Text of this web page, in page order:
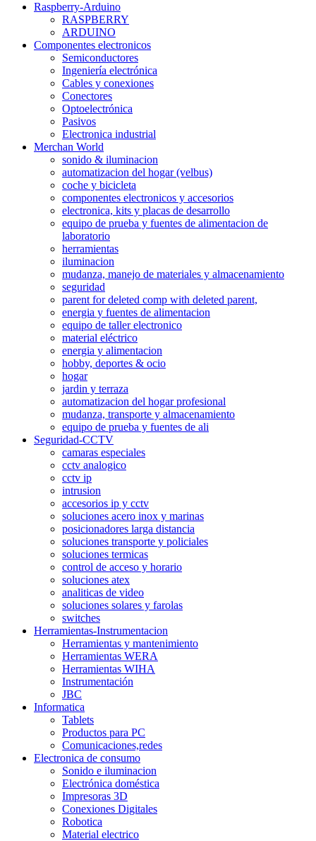
Raspberry-Arduino
RASPBERRY
ARDUINO
Componentes electronicos
Semiconductores
Ingeniería electrónica
Cables y conexiones
Conectores
Optoelectrónica
Pasivos
Electronica industrial
Merchan World
sonido & iluminacion
automatizacion del hogar (velbus)
coche y bicicleta
componentes electronicos y accesorios
electronica, kits y placas de desarrollo
equipo de prueba y fuentes de alimentacion de
laboratorio
herramientas
iluminacion
mudanza, manejo de materiales y almacenamiento
seguridad
parent for deleted comp with deleted parent,
energia y fuentes de alimentacion
equipo de taller electronico
material eléctrico
energia y alimentacion
hobby, deportes & ocio
hogar
jardin y terraza
automatizacion del hogar profesional
mudanza, transporte y almacenamiento
equipo de prueba y fuentes de ali
Seguridad-CCTV
camaras especiales
cctv analogico
cctv ip
intrusion
accesorios ip y cctv
soluciones acero inox y marinas
posicionadores larga distancia
soluciones transporte y policiales
soluciones termicas
control de acceso y horario
soluciones atex
analiticas de video
soluciones solares y farolas
switches
Herramientas-Instrumentacion
Herramientas y mantenimiento
Herramientas WERA
Herramientas WIHA
Instrumentación
JBC
Informatica
Tablets
Productos para PC
Comunicaciones,redes
Electronica de consumo
Sonido e iluminacion
Electrónica doméstica
Impresoras 3D
Conexiones Digitales
Robotica
Material electrico